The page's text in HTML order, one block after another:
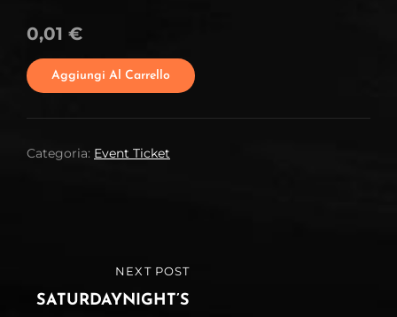
0,01 €
SATURDAYNIGHT’SSAGRA2024
QUANTITÀ
Aggiungi Al Carrello
Categoria: Event Ticket
Navigazione
articoli
POST
NEXT POST
SATURDAYNIGHT’S